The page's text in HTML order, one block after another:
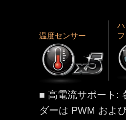
温度センサー
ハ
■ 高電流サポート:
ダーは PWM およ